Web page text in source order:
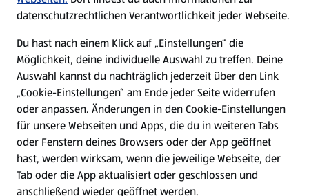
Presse
Hilfe & Kontakt
(öffnet in einem neuen Tab)
Unternehmen
Folge uns hier:
datenschutzrechtlichen Verantwortlichkeit jeder Webseite.
Du hast nach einem Klick auf „Einstellungen“ die
Möglichkeit, deine individuelle Auswahl zu treffen. Deine
Auswahl kannst du nachträglich jederzeit über den Link
„Cookie-Einstellungen“ am Ende jeder Seite widerrufen
oder anpassen. Änderungen in den Cookie-Einstellungen
für unsere Webseiten und Apps, die du in weiteren Tabs
oder Fenstern deines Browsers oder der App geöffnet
hast, werden wirksam, wenn die jeweilige Webseite, der
Tab oder die App aktualisiert oder geschlossen und
anschließend wieder geöffnet werden.